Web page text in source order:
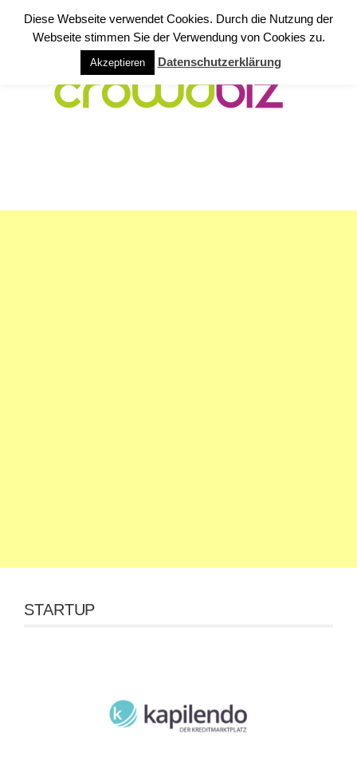
STARTUP
Diese Webseite verwendet Cookies. Durch die Nutzung der
Webseite stimmen Sie der Verwendung von Cookies zu.
Akzeptieren Datenschutzerklärung